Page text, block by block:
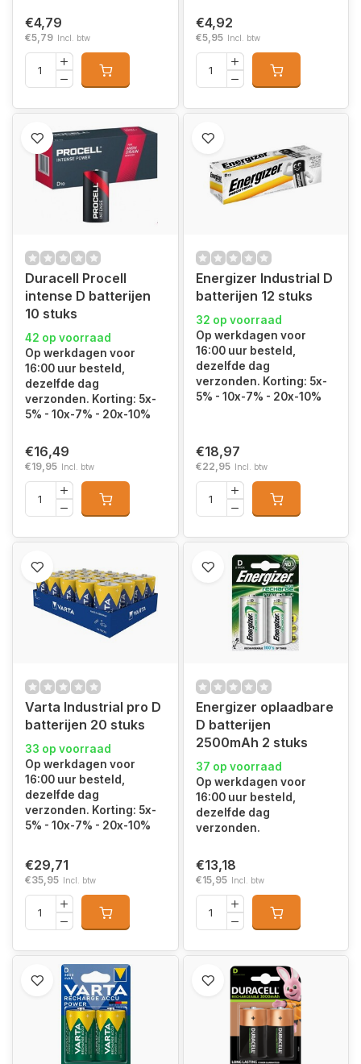
€4,79
€5,79 Incl. btw
€4,92
€5,95 Incl. btw
Duracell Procell
intense D batterijen
10 stuks
42 op voorraad
Op werkdagen voor
16:00 uur besteld,
dezelfde dag
verzonden. Korting: 5x-
5% - 10x-7% - 20x-10%
€16,49
€19,95 Incl. btw
Energizer Industrial D
batterijen 12 stuks
32 op voorraad
Op werkdagen voor
16:00 uur besteld,
dezelfde dag
verzonden. Korting: 5x-
5% - 10x-7% - 20x-10%
€18,97
€22,95 Incl. btw
Varta Industrial pro D
batterijen 20 stuks
33 op voorraad
Op werkdagen voor
16:00 uur besteld,
dezelfde dag
verzonden. Korting: 5x-
5% - 10x-7% - 20x-10%
€29,71
€35,95 Incl. btw
Energizer oplaadbare
D batterijen
2500mAh 2 stuks
37 op voorraad
Op werkdagen voor
16:00 uur besteld,
dezelfde dag
verzonden.
€13,18
€15,95 Incl. btw